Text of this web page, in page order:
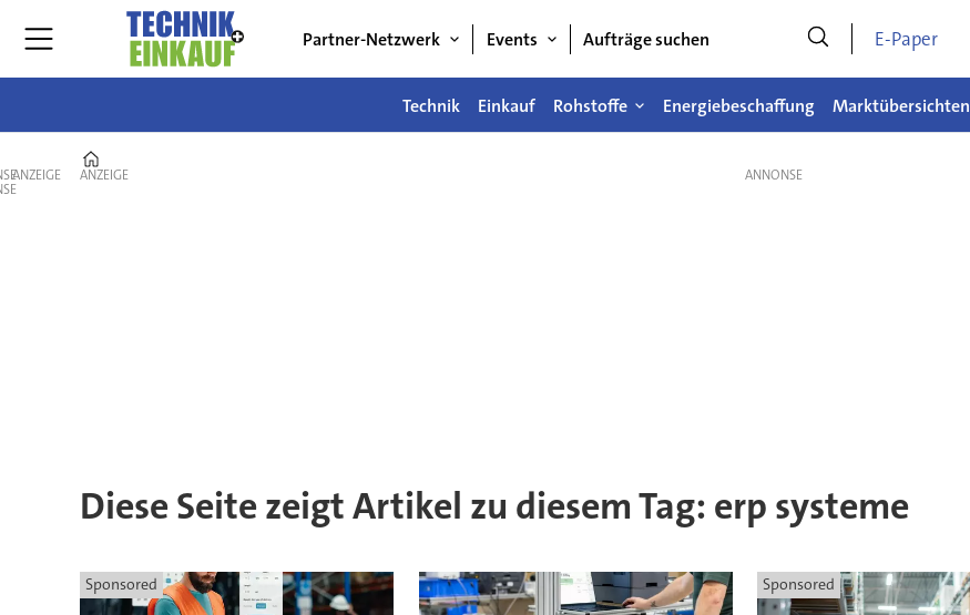
Partner-Netzwerk Events Aufträge suchen E-Paper
Technik Einkauf Rohstoffe Energiebeschaffung Marktübersichten
ANZEIGE ANZEIGE
Diese Seite zeigt Artikel zu diesem Tag: erp systeme
Sponsored Sponsored